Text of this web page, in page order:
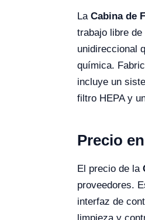
La Cabina de
trabajo libre
unidireccional
química.
incluye un
filtro HEPA y
Precio
El precio de la
proveedores.
interfaz de